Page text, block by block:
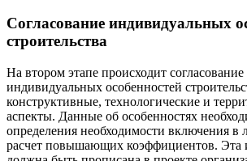
Согласование индивидуальных
строительства
На втором этапе происходит согласование
индивидуальных особенностей
конструктивные, технологические и
аспекты. Данные об особенностях
определения необходимости включения в
расчет повышающих коэффициентов. Эта